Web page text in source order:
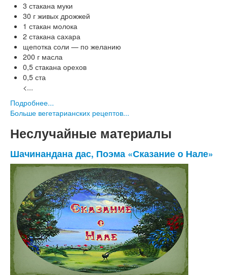
3 стакана муки
30 г живых дрожжей
1 стакан молока
2 стакана сахара
щепотка соли — по желанию
200 г масла
0,5 стакана орехов
0,5 ста
<...
Подробнее...
Больше вегетарианских рецептов...
Неслучайные материалы
Шачинандана дас, Поэма «Сказание о Нале»